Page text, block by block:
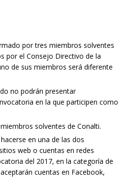
por tres miembros solventes
por el Consejo Directivo de la
de sus miembros será diferente
no podrán presentar
en la que participen como
solventes de Conalti.
en una de las dos
web o cuentas en redes
del 2017, en la categoría de
cuentas en Facebook,